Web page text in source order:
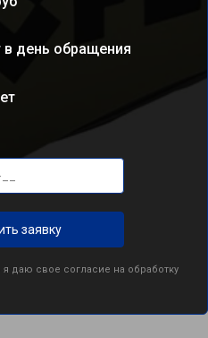
в день обращения
заявку
даю свое согласие на обработку